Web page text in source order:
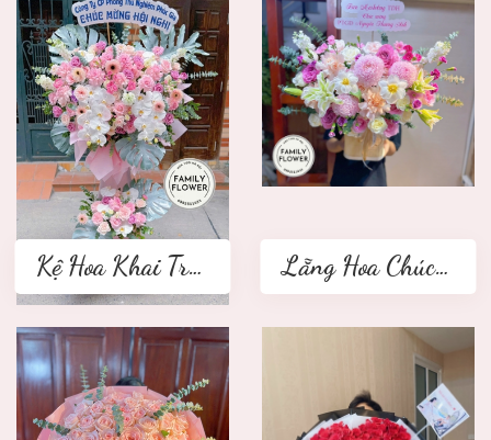
Kệ Hoa Khai Trương 2 tầng Lẵng Hoa Chúc Mừng